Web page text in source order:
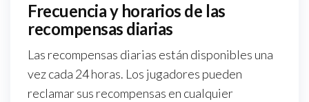
Frecuencia y horarios de las
recompensas diarias
Las recompensas diarias están disponibles una
vez cada 24 horas. Los jugadores pueden
reclamar sus recompensas en cualquier